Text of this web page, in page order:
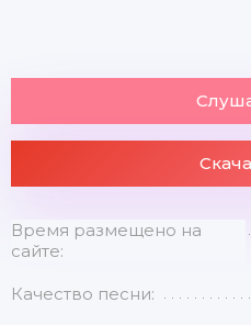
Время размещено на
сайте:
Качество песни: